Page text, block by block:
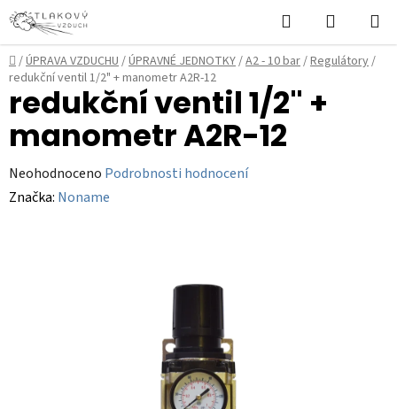
Přejít
na
obsah
Hledat
KOŠÍK
Domů
/ÚPRAVA VZDUCHU/ÚPRAVNÉ JEDNOTKY/A2 - 10 bar/Regulátory/
redukční ventil 1/2" + manometr A2R-12
redukční ventil 1/2" +
manometr A2R-12
Průměrné
hodnocení
Neohodnoceno Podrobnosti hodnocení
Značka: Noname